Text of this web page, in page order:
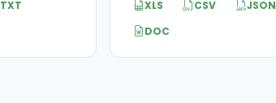
TXT
XLS CSV JSON
DOC